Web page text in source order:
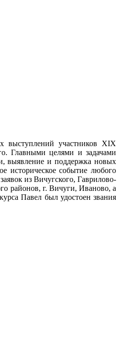
выступлений участников XIX
Главными целями и задачами
выявление и поддержка новых
историческое событие любого
из Вичугского, Гаврилово-
районов, г. Вичуги, Иваново, а
Павел был удостоен звания